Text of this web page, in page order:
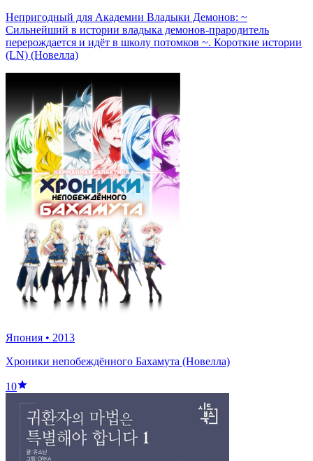
Непригодный для Академии Владыки Демонов: ~
Сильнейший в истории владыка демонов-прародитель
перерождается и идёт в школу потомков ~. Короткие истории
(LN) (Новелла)
Япония • 2013
Хроники непобеждённого Бахамута (Новелла)
10